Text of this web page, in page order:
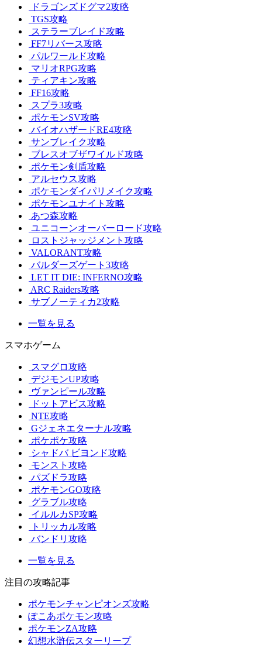
ドラゴンズドグマ2攻略
TGS攻略
ステラーブレイド攻略
FF7リバース攻略
パルワールド攻略
マリオRPG攻略
ティアキン攻略
FF16攻略
スプラ3攻略
ポケモンSV攻略
バイオハザードRE4攻略
サンブレイク攻略
ブレスオブザワイルド攻略
ポケモン剣盾攻略
アルセウス攻略
ポケモンダイパリメイク攻略
ポケモンユナイト攻略
あつ森攻略
ユニコーンオーバーロード攻略
ロストジャッジメント攻略
VALORANT攻略
バルダーズゲート3攻略
LET IT DIE: INFERNO攻略
ARC Raiders攻略
サブノーティカ2攻略
一覧を見る
スマホゲーム
スマグロ攻略
デジモンUP攻略
ヴァンピール攻略
ドットアビス攻略
NTE攻略
Gジェネエターナル攻略
ポケポケ攻略
シャドバ ビヨンド攻略
モンスト攻略
パズドラ攻略
ポケモンGO攻略
グラブル攻略
イルルカSP攻略
トリッカル攻略
バンドリ攻略
一覧を見る
注目の攻略記事
ポケモンチャンピオンズ攻略
ぽこあポケモン攻略
ポケモンZA攻略
幻想水滸伝スターリープ